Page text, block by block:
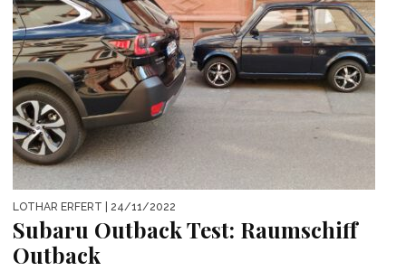
LOTHAR ERFERT | 24/11/2022
Subaru Outback Test: Raumschiff
Outback